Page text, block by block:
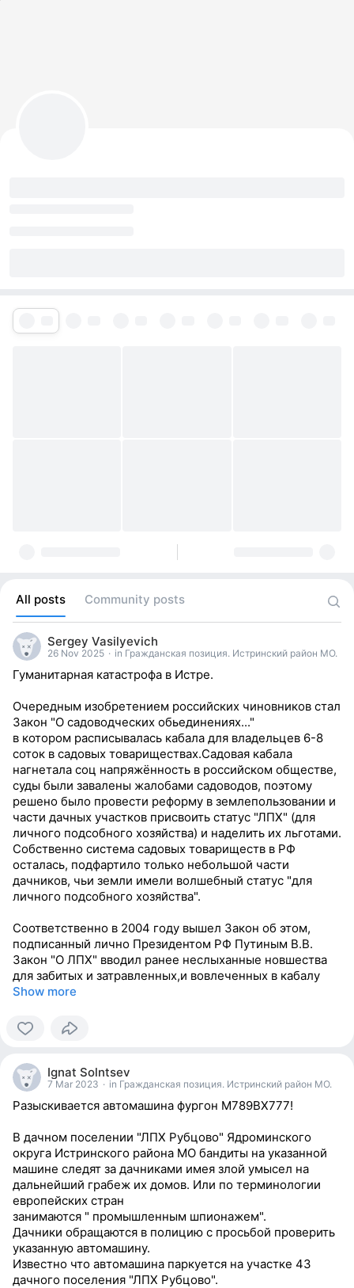
All posts Community posts
Sergey Vasilyevich
26 Nov 2025 · in Гражданская позиция. Истринский район МО.
Гуманитарная катастрофа в Истре.
Очередным изобретением российских чиновников стал
Закон "О садоводческих обьединениях..."
в котором расписывалась кабала для владельцев 6-8
соток в садовых товариществах.Садовая кабала
нагнетала соц напряжённость в российском обществе,
суды были завалены жалобами садоводов, поэтому
решено было провести реформу в землепользовании и
части дачных участков присвоить статус "ЛПХ" (для
личного подсобного хозяйства) и наделить их льготами.
Собственно система садовых товариществ в РФ
осталась, подфартило только небольшой части
дачников, чьи земли имели волшебный статус "для
личного подсобного хозяйства".
Соответственно в 2004 году вышел Закон об этом,
подписанный лично Президентом РФ Путиным В.В.
Закон "О ЛПХ" вводил ранее неслыханные новшества
для забитых и затравленных,и вовлеченных в кабалу
Show more
people
reacted Ignat Solntsev
7 Mar 2023 · in Гражданская позиция. Истринский район МО.
Разыскивается автомашина фургон М789ВХ777!
В дачном поселении "ЛПХ Рубцово" Ядроминского
округа Истринского района МО бандиты на указанной
машине следят за дачниками имея злой умысел на
дальнейший грабеж их домов. Или по терминологии
европейских стран
занимаются " промышленным шпионажем".
Дачники обращаются в полицию с просьбой проверить
указанную автомашину.
Известно что автомашина паркуется на участке 43
дачного поселения "ЛПХ Рубцово".